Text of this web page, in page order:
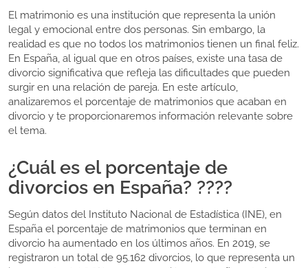
El matrimonio es una institución que representa la unión
legal y emocional entre dos personas. Sin embargo, la
realidad es que no todos los matrimonios tienen un final feliz.
En España, al igual que en otros países, existe una tasa de
divorcio significativa que refleja las dificultades que pueden
surgir en una relación de pareja. En este artículo,
analizaremos el porcentaje de matrimonios que acaban en
divorcio y te proporcionaremos información relevante sobre
el tema.
¿Cuál es el porcentaje de
divorcios en España? ????
Según datos del Instituto Nacional de Estadística (INE), en
España el porcentaje de matrimonios que terminan en
divorcio ha aumentado en los últimos años. En 2019, se
registraron un total de 95.162 divorcios, lo que representa un